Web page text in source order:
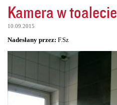
Kamera w toalecie
10.09.2015
Nadesłany przez: F.Sz